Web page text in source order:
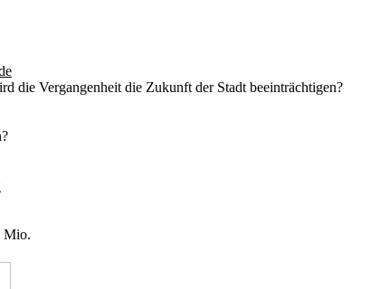
die Vergangenheit die Zukunft der Stadt beeinträchtigen?
Mio.